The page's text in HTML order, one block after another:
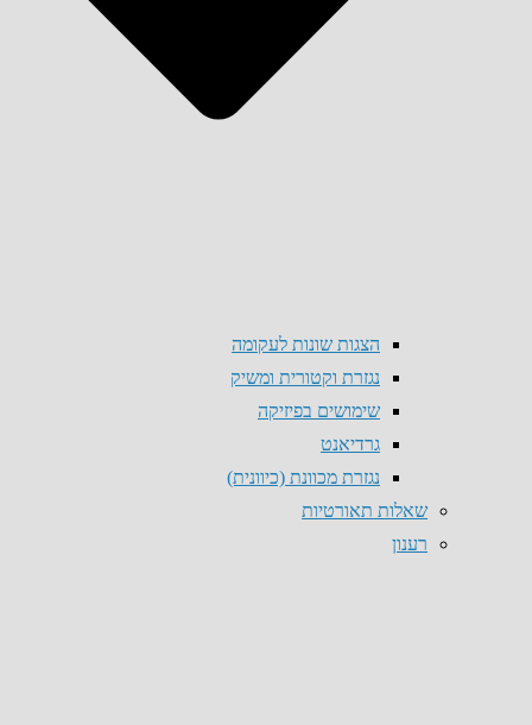
הצגות שונות לעקומה
נגזרת וקטורית ומשיק
שימושים בפיזיקה
גרדיאנט
נגזרת מכוונת (כיוונית)
שאלות תאורטיות
רענון